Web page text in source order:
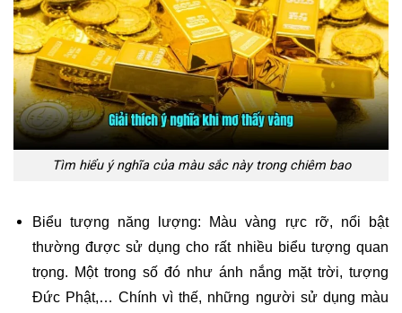
Tìm hiểu ý nghĩa của màu sắc này trong chiêm bao
Biểu tượng năng lượng: Màu vàng rực rỡ, nổi bật
thường được sử dụng cho rất nhiều biểu tượng quan
trọng. Một trong số đó như ánh nắng mặt trời, tượng
Đức Phật,… Chính vì thế, những người sử dụng màu